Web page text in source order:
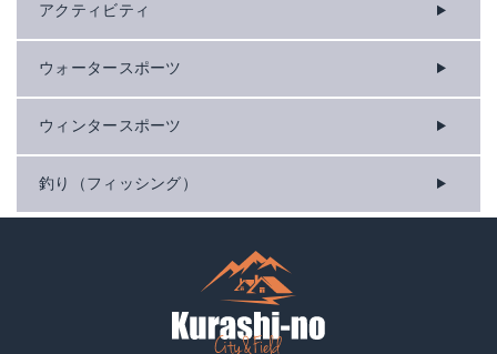
アクティビティ
ウォータースポーツ
ウィンタースポーツ
釣り（フィッシング）